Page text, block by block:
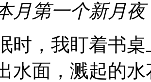
月第一个新月夜
时，我盯着书
水面，溅起的